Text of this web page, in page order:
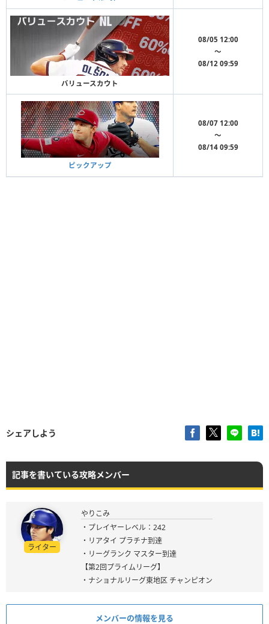
バリュースカウト
08/05 12:00
〜
08/12 09:59
ピックアップ
08/07 12:00
〜
08/14 09:59
シェアしよう
記事を書いている攻略メンバー
ライター
やりこみ
・プレイヤーレベル：242
・リアタイ プラチナ到達
・リーグランク マスター到達
【第2回プライムリーグ】
・ナショナルリーグ東地区 チャンピオン
メンバーの情報を見る